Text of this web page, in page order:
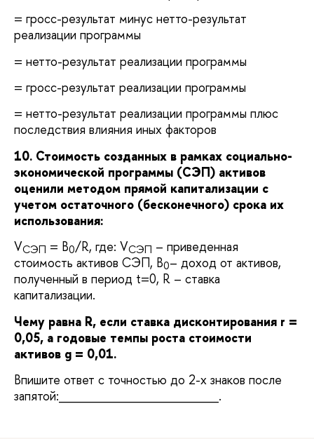
= гросс-результат минус нетто-результат
реализации программы
= нетто-результат реализации программы
= гросс-результат реализации программы
= нетто-результат реализации программы плюс
последствия влияния иных факторов
10. Стоимость созданных в рамках социально-
экономической программы (СЭП) активов
оценили методом прямой капитализации с
учетом остаточного (бесконечного) срока их
использования:
VСЭП = B0/R, где: VСЭП – приведенная
стоимость активов СЭП, B0– доход от активов,
полученный в период t=0, R – ставка
капитализации.
Чему равна R, если ставка дисконтирования r =
0,05, а годовые темпы роста стоимости
активов g = 0,01.
Впишите ответ с точностью до 2-х знаков после
запятой:___________________.